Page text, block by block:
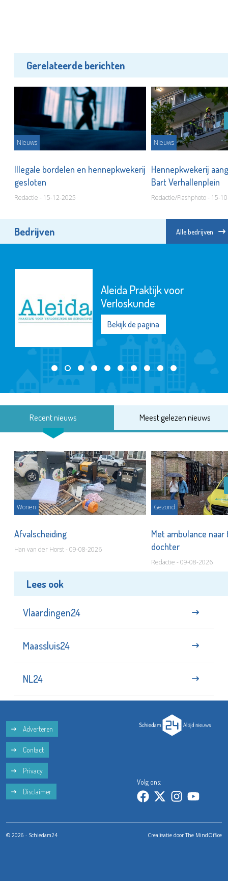
Gerelateerde berichten
Nieuws
Illegale bordelen en hennepkwekerij
gesloten
Redactie - 15-12-2025
Nieuws
Hennepkwekerij
Bart Verhallenplein
Redactie/Flashphoto - 15-
Bedrijven Alle bedrijven
Aleida Praktijk voor
Verloskunde
Bekijk de pagina
Recent nieuws Meest gelezen nieuws
Wonen
Afvalscheiding
Han van der Horst - 09-08-2026
Gezond
Met ambulance
dochter
Redactie - 09-08-2026
Lees ook
Vlaardingen24
Maassluis24
NL24
Adverteren
Contact
Privacy
Disclaimer
Volg ons:
© 2026 - Schiedam24 Crealisatie doorThe MindOffice